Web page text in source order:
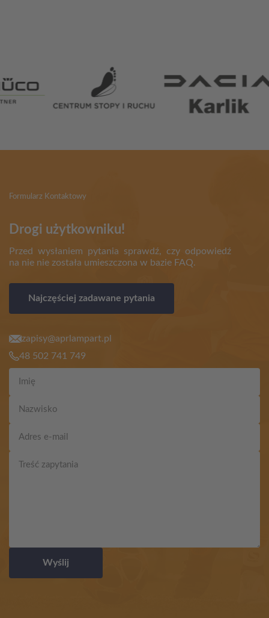
Formularz Kontaktowy
Drogi użytkowniku!
Przed wysłaniem pytania sprawdź, czy odpowiedź
na nie nie została umieszczona w bazie FAQ.
Najczęściej zadawane pytania
zapisy@aprlampart.pl
48 502 741 749
Wyślij